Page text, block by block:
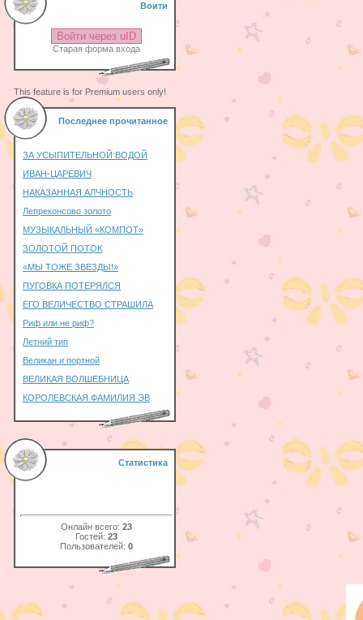
Воити
Войти через uID
Старая форма входа
This feature is for Premium users only!
Последнее прочитанное
ЗА УСЫПИТЕЛЬНОЙ ВОДОЙ
ИВАН-ЦАРЕВИЧ
НАКАЗАННАЯ АЛЧНОСТЬ
Лепреконсово золото
МУЗЫКАЛЬНЫЙ «КОМПОТ»
ЗОЛОТОЙ ПОТОК
«МЫ ТОЖЕ ЗВЕЗДЫ!»
ПУГОВКА ПОТЕРЯЛСЯ
ЕГО ВЕЛИЧЕСТВО СТРАШИЛА
Риф или не риф?
Летний тип
Великан и портной
ВЕЛИКАЯ ВОЛШЕБНИЦА
КОРОЛЕВСКАЯ ФАМИЛИЯ ЭВ
Статистика
Онлайн всего: 23
Гостей: 23
Пользователей: 0